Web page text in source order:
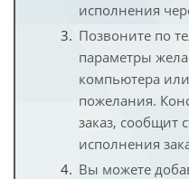
исполнения
Позвоните по
параметры
компьютера
пожелания.
заказ, сообщит
исполнения
Вы можете